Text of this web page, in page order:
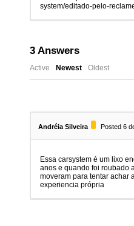
system/editado-pelo-
3Answers
Active Newest Oldest
Andréia Silveira Posted 6
Essa carsystem é um lixo
anos e quando foi roubado
moveram para tentar achar
experiencia própria